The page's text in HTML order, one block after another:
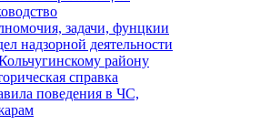
задачи, фунцкии
надзорной деятельности
району
справка
поведения в ЧС,